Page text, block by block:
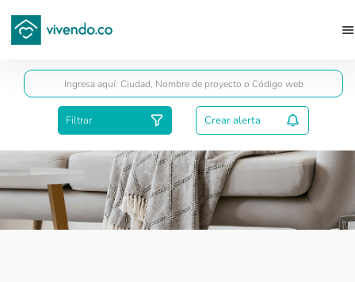
Filtrar Crear alerta
Proyectos Superior a VIS